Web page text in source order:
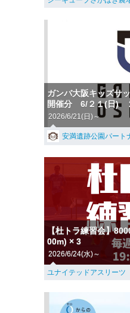
ガンバ大阪キッズサ
開催分 6/２１(日)
2026/6/21(日)～
安満遺跡公園パート
【杜トラ練習会】
00m) × 3
2026/6/24(水)～
ユナイテッドアスリーツ